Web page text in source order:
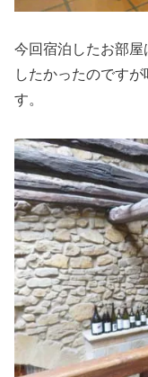
今回宿泊したお部
したかったのです
す。